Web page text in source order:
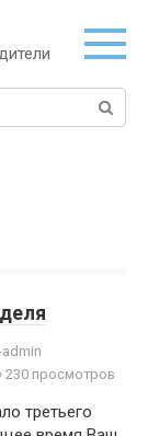
admin
230 просмотров
третьего